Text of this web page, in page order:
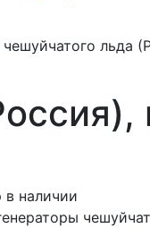
льда
в наличии